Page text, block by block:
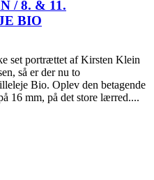
/ 8. & 11.
BIO
set portrættet af Kirsten Klein
så er der nu to
Bio. Oplev den betagende
16 mm, på det store lærred....